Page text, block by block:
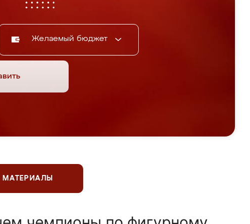
Желаемый бюджет
МАТЕРИАЛЫ